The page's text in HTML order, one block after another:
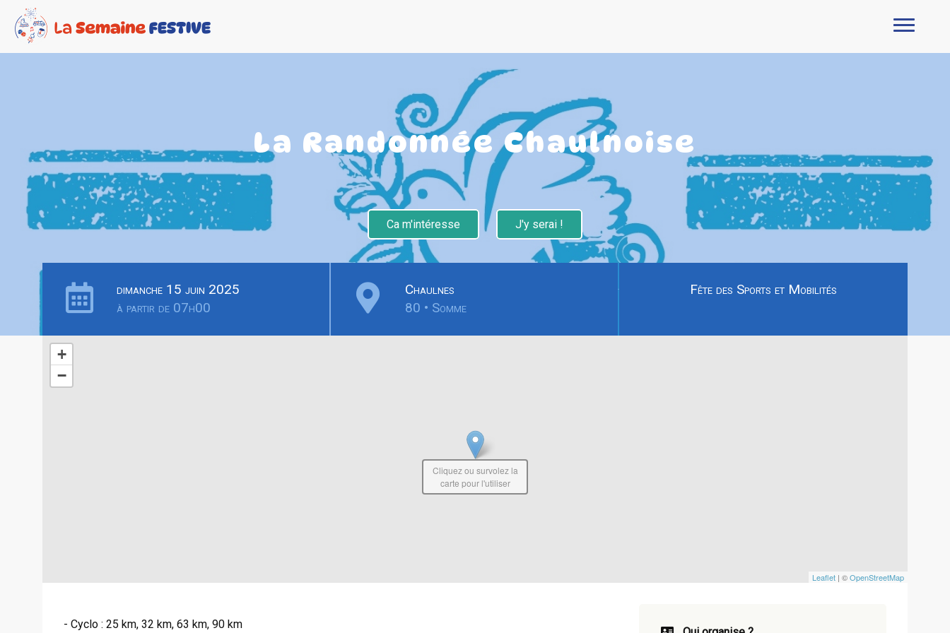
La Randonnée Chaulnoise
Ca m'intéresse J'y serai !
dimanche 15 juin 2025
à partir de 07h00
Chaulnes
80 • Somme
Fête des Sports et Mobilités
+
−
Leaflet | ©OpenStreetMap
Cliquez ou survolez la
carte pour l'utiliser
- Cyclo : 25 km, 32 km, 63 km, 90 km